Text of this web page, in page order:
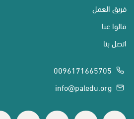
فريق العمل
قالوا عنا
اتصل بنا
0096171665705
info@paledu.org